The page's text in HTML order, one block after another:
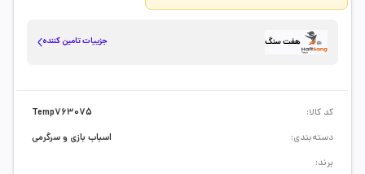
هفت سنگ جزییات تامین کننده
کد کالا:
Temp763075
دسته‌بندی:
اسباب بازی و سرگرمی
برند: